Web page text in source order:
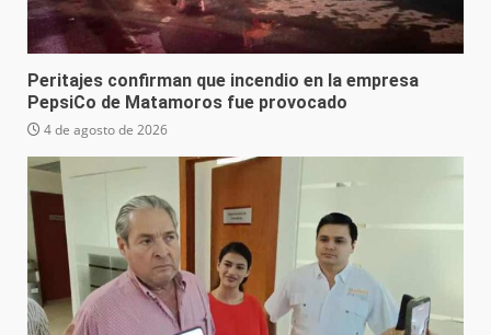
Peritajes confirman que incendio en la empresa
PepsiCo de Matamoros fue provocado
4 de agosto de 2026